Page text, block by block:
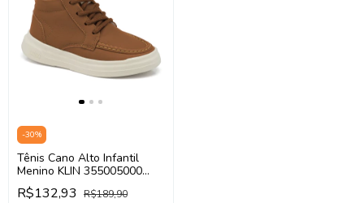
-30%
Tênis Cano Alto Infantil
Menino KLIN 355005000
(Caramelo / Off White)
R$132,93 R$189,90